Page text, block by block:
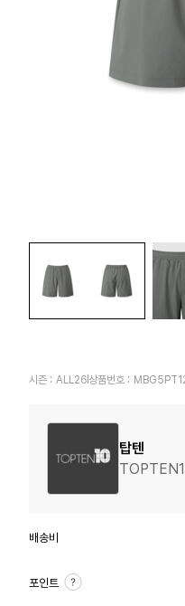
시즌 : ALL26 상품번호 :
탑텐
배송비
포인트